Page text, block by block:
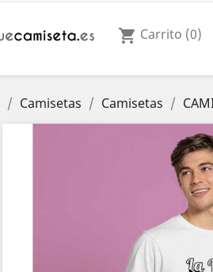
shopping_cart Carrito (0)
Camisetas Camisetas